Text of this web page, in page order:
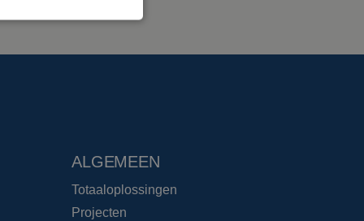
ALGEMEEN
Totaaloplossingen
Projecten